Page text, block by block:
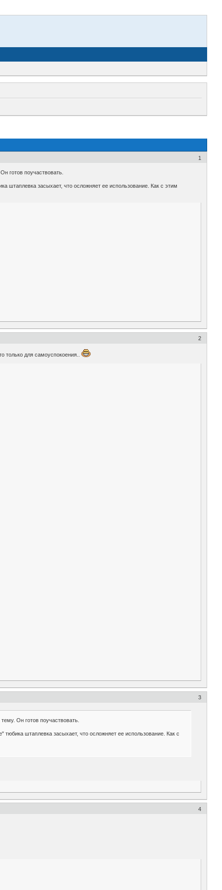
1
готов поучаствовать.
штаплевка засыхает, что осложняет ее использование. Как с этим
2
только для самоуспокоения..
3
Он готов поучаствовать.
штаплевка засыхает, что осложняет ее использование. Как с
4